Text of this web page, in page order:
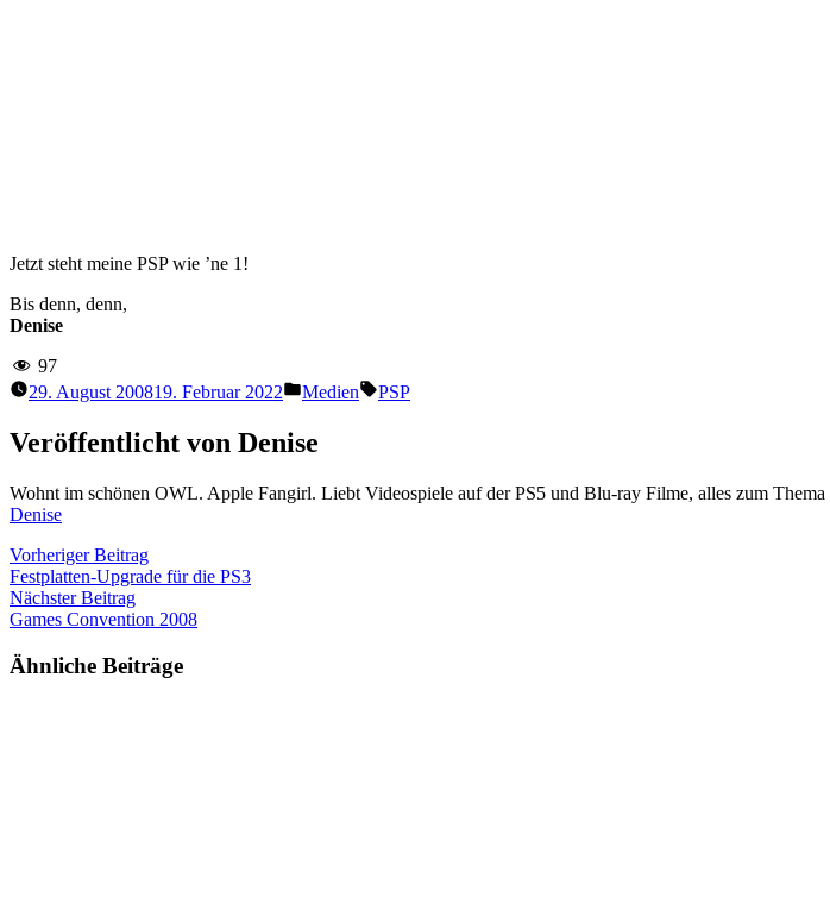
Jetzt steht meine PSP wie ’ne 1!
Bis denn, denn,
Denise
97
29. August 200819. Februar 2022
Veröffentlicht
Medien Schlagwörter:
PSP
Veröffentlicht von Denise
Wohnt im schönen OWL. Apple Fangirl. Liebt Videospiele auf der PS5 und Blu-ray Filme, alles zum
Denise
Beitragsnavigation
Vorheriger BeitragVorheriger
Beitrag:
Festplatten-Upgrade für die PS3
Nächster BeitragNächster
Beitrag:
Games Convention 2008
Ähnliche Beiträge